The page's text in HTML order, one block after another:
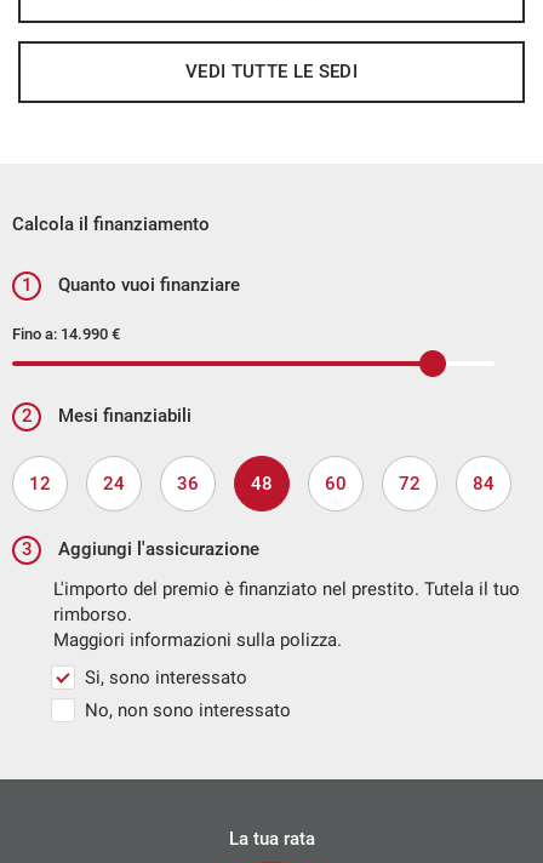
SEAT Full Link
Sedile posteriore sdoppiato
Sedili design con rivestimento in Alcantara marrone
Sensore luci , sensore pioggia e specchietto interno
Sensori di parcheggio posteriori
Sensori Di Parcheggio Posteriori
Servosterzo
Navigatore satellitare
Navigatore satellitare
Sistema di navigazione Plus
Sistema di riconoscimento della stanchezza
Sistema ISOFIX (2) + Top Tether (2) nei sedili posteriori
Sistema Kessy
Sistema Start / Stop
Specchietti laterali elettrici
Telecamera per parcheggio assistito
VEDI TUTTE LE SEDI
Calcola il finanziamento
1 Quanto vuoi finanziare
Fino a: 14.990 €
2 Mesi finanziabili
12 24 36 48 60 72 84
3
Aggiungi l'assicurazione
L'importo del premio è finanziato nel prestito. Tutela il tuo
rimborso.
Maggiori informazioni sulla polizza.
Si, sono interessato
No, non sono interessato
La tua rata